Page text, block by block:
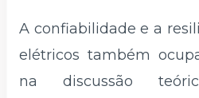
A confiabilidade e a
elétricos também
na discussão